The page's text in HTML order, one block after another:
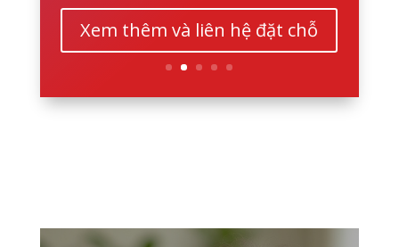
Xem thêm và liên hệ đặt chỗ